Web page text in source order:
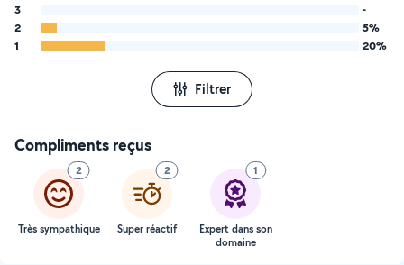
3
-
2
5%
1
20%
Filtrer
Compliments reçus
2
Très sympathique
2
Super réactif
1
Expert dans son
domaine